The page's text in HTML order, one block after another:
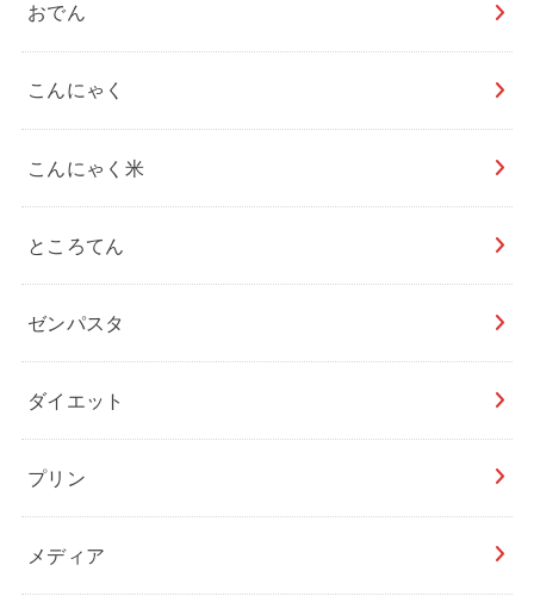
おでん
こんにゃく
こんにゃく米
ところてん
ゼンパスタ
ダイエット
プリン
メディア